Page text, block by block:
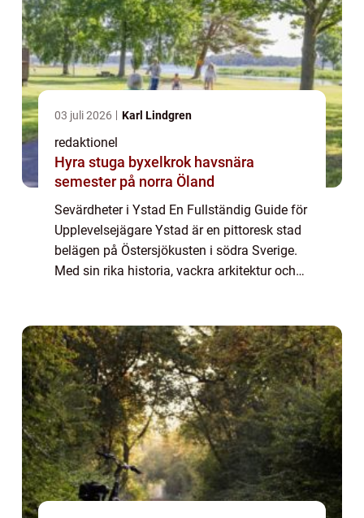
03 juli 2026 Karl Lindgren
redaktionel
Hyra stuga byxelkrok havsnära
semester på norra Öland
Sevärdheter i Ystad En Fullständig Guide för
Upplevelsejägare Ystad är en pittoresk stad
belägen på Östersjökusten i södra Sverige.
Med sin rika historia, vackra arkitektur och